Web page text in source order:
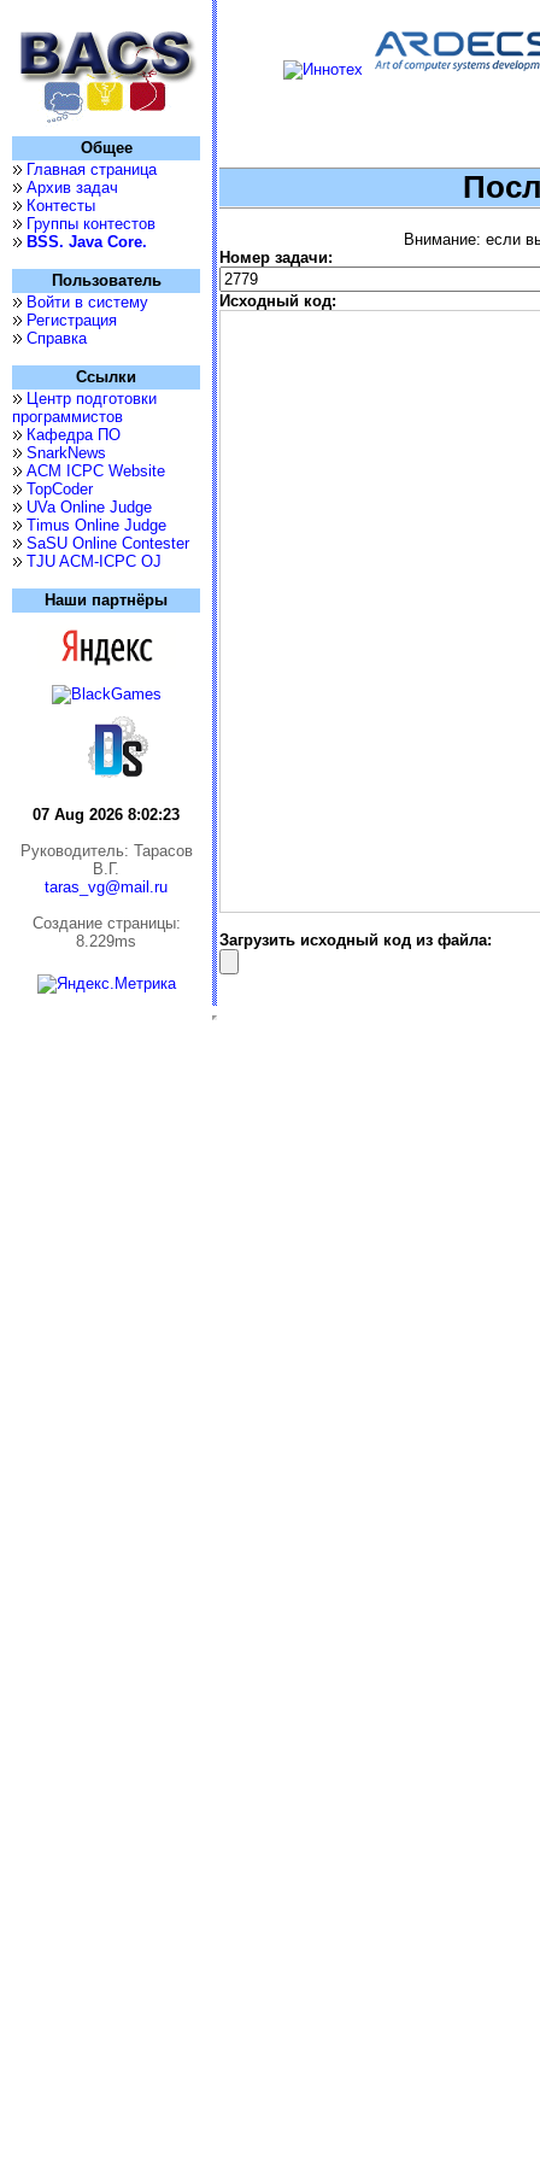
Общее
Главная страница
Архив задач
Контесты
Группы контестов
BSS. Java Core.
Пользователь
Войти в систему
Регистрация
Справка
Ссылки
Центр подготовки
программистов
Кафедра ПО
SnarkNews
ACM ICPC Website
TopCoder
UVa Online Judge
Timus Online Judge
SaSU Online Contester
TJU ACM-ICPC OJ
Наши партнёры
07 Aug 2026 8:02:23
Руководитель: Тарасов
В.Г.
taras_vg@mail.ru
Cоздание страницы:
8.229ms
Внимание: если
Номер задачи:
Исходный код:
Загрузить исходный код из файла: